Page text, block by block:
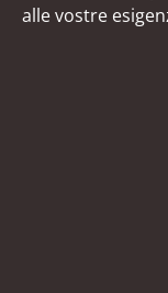
alle vostre